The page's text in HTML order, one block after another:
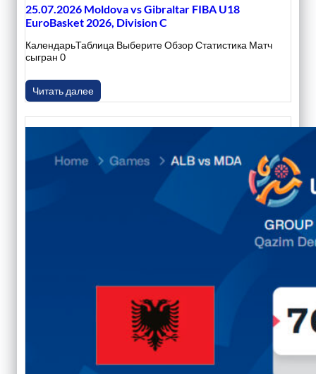
25.07.2026 Moldova vs Gibraltar FIBA U18
EuroBasket 2026, Division C
КалендарьТаблица Выберите Обзор Статистика Матч
сыгран 0
Читать далее